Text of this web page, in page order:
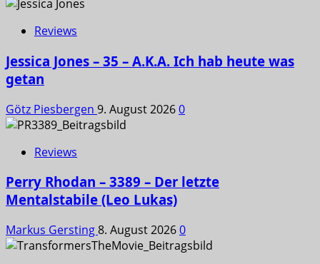
Reviews
Jessica Jones – 35 – A.K.A. Ich hab heute was
getan
Götz Piesbergen 9. August 20260
Reviews
Perry Rhodan – 3389 – Der letzte
Mentalstabile (Leo Lukas)
Markus Gersting8. August 20260